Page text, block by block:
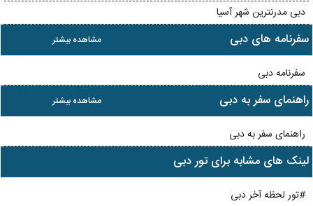
دبی مدرنترین شهر آسیا
مشاهده بیشتر سفرنامه های دبی
سفرنامه دبی
مشاهده بیشتر راهنمای سفر به دبی
راهنمای سفر به دبی
لینک های مشابه برای تور دبی
#تور لحظه آخر دبی